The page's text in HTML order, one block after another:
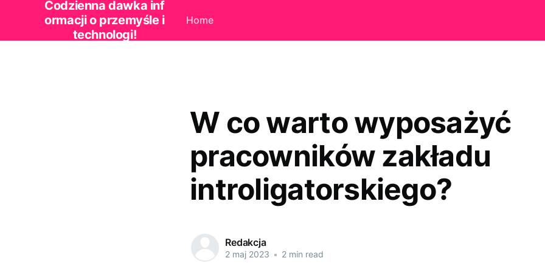
Codzienna dawka inf
ormacji o przemyśle i
technologi!
Home
W co warto wyposażyć
pracowników zakładu
introligatorskiego?
Redakcja
2 maj 2023 • 2 min read